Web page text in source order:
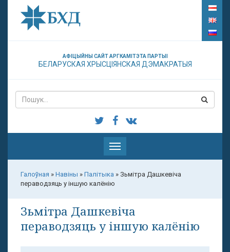
АФІЦЫЙНЫ САЙТ АРГКАМІТЭТА ПАРТЫІ
БЕЛАРУСКАЯ ХРЫСЦІЯНСКАЯ ДЭМАКРАТЫЯ
Паказаць
меню
Галоўная » Навіны » Палітыка » Зьмітра Дашкевіча
пераводзяць у іншую калёнію
Зьмітра Дашкевіча
пераводзяць у іншую калёнію